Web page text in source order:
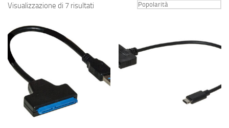
Visualizzazione di 7 risultati